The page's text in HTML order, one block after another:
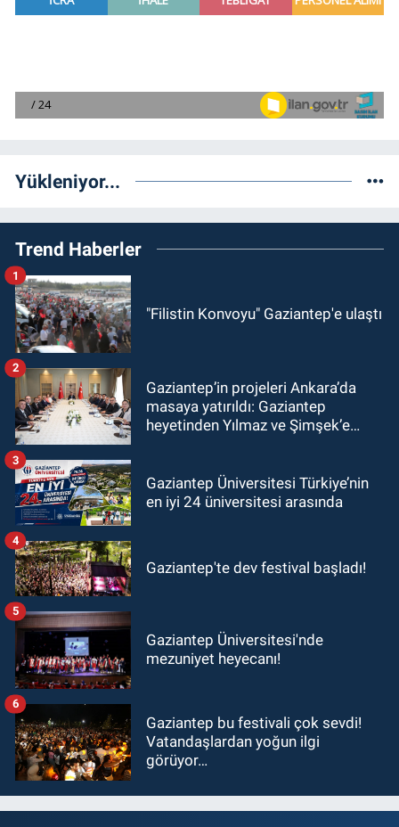
Yükleniyor...
Trend Haberler
"Filistin Konvoyu" Gaziantep'e ulaştı
1
Gaziantep’in projeleri Ankara’da
masaya yatırıldı: Gaziantep
heyetinden Yılmaz ve Şimşek’e
2
Gaziantep Üniversitesi Türkiye’nin
en iyi 24 üniversitesi arasında
3
Gaziantep'te dev festival başladı!
4
Gaziantep Üniversitesi'nde
mezuniyet heyecanı!
5
Gaziantep bu festivali çok sevdi!
Vatandaşlardan yoğun ilgi
görüyor…
6